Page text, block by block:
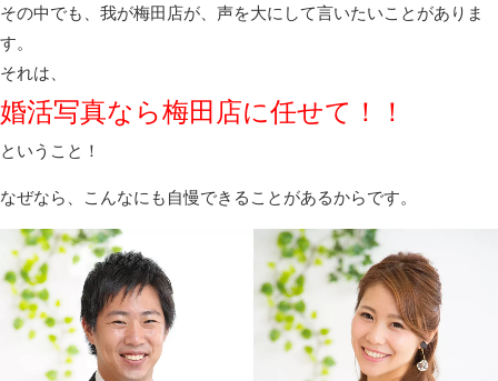
その中でも、我が梅田店が、声を大にして言いたいことがありま
す。
それは、
婚活写真なら梅田店に任せて！！
ということ！
なぜなら、こんなにも自慢できることがあるからです。